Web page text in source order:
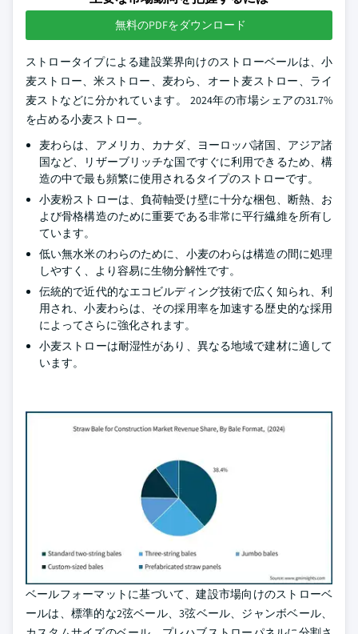
無料のPDFをダウンロード
ストロータイプによる建設業界向けのストローベールは、小
麦ストロー、米ストロー、麦わら、オート麦ストロー、ライ
麦ストなどに分かれています。 2024年の市場シェアの31.7%
を占める小麦ストロー。
麦わらは、アメリカ、カナダ、ヨーロッパ諸国、アジア諸
国など、リザーブリッチな国ですぐに利用できるため、構
造の中で最も頻繁に使用されるタイプのストローです。
小麦粉ストローは、負荷軸受け壁に十分な梱包、断熱、お
よび骨格構造のために重要である非常に平行繊維を所有し
ています。
低い無水米のわらのために、小麦のわらは構造の間に処理
しやすく、より容易に生物分解性です。
伝統的で近代的なエコビルディング技術で広く知られ、利
用され、小麦わらは、その採用率を加速する歴史的な採用
によってさらに強化されます。
小麦ストローは耐湿性があり、異なる地域で建材に適して
います。
ベールフォーマットに基づいて、建設市場向けのストローベ
ールは、標準的な2弦ベール、3弦ベール、ジャンボベール、